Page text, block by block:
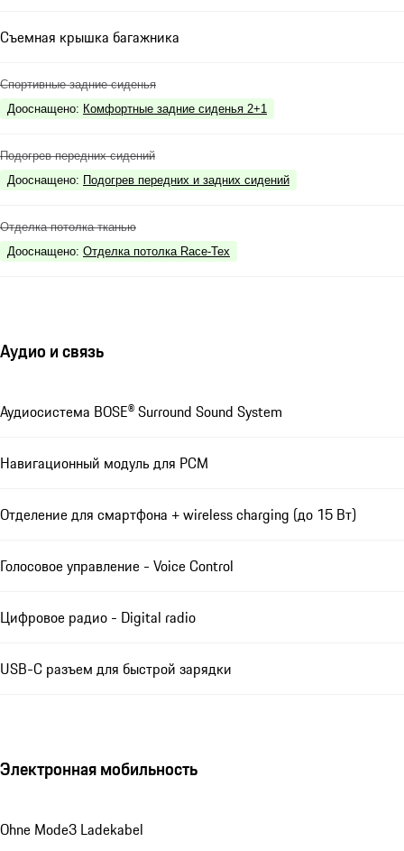
Съемная крышка багажника
Спортивные задние сиденья
Дооснащено: Комфортные задние сиденья 2+1
Подогрев передних сидений
Дооснащено: Подогрев передних и задних сидений
Отделка потолка тканью
Дооснащено: Отделка потолка Race-Tex
Аудио и связь
Аудиосистема BOSE® Surround Sound System
Навигационный модуль для РСМ
Отделение для смартфона + wireless charging (до 15 Вт)
Голосовое управление - Voice Control
Цифровое радио - Digital radio
USB-C разъем для быстрой зарядки
Электронная мобильность
Ohne Mode3 Ladekabel